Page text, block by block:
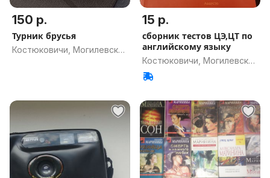
150 р.
Турник брусья
Костюковичи, Могилевская
15 р.
сборник тестов ЦЭ,ЦТ по
английскому языку
Костюковичи, Могилевская
обл.